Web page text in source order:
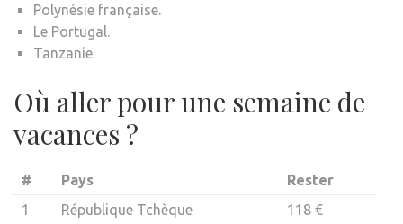
Polynésie française.
Le Portugal.
Tanzanie.
Où aller pour une semaine de
vacances ?
# Pays
Rester
1
République Tchèque
118 €